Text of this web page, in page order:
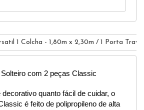
1 Colcha - 1,80m x 2,30m / 1 Porta
com 2 peças Classic
decorativo quanto fácil de cuidar, o
é feito de polipropileno de alta